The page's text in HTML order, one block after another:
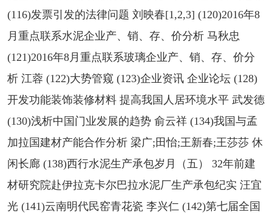
(116)发票引发的法律问题 刘映春[1,2,3] (120)2016年8
月重点联系水泥企业产、销、存、价分析 马秋忠
(121)2016年8月重点联系玻璃企业产、销、存、价分
析 江蓉 (122)大势管窥 (123)企业资讯 企业论坛 (128)
开发功能装饰装修材料 提高我国人居环境水平 武发德
(130)浅析中国门业发展的趋势 俞云祥 (134)我国与孟
加拉国建材产能合作分析 梁广;田怡;王新春;王莎莎 休
闲长廊 (138)西行水泥生产承包岁月（五） 32年前建
材研究院赴伊拉克卡尔巴拉水泥厂生产承包纪实 汪宜
光 (141)云南明代民窑青花瓷 李兴仁 (142)第七届全国